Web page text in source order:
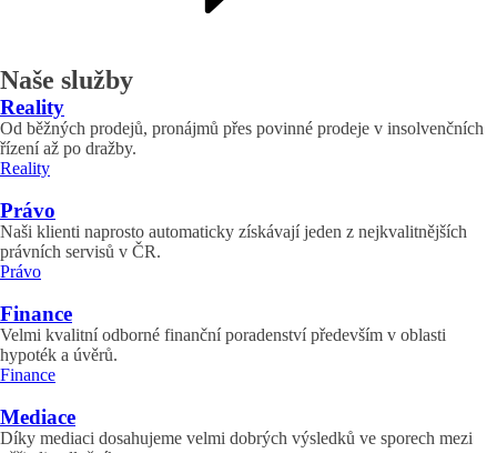
Naše služby
Reality
Od běžných prodejů, pronájmů přes povinné prodeje v insolvenčních
řízení až po dražby.
Reality
Právo
Naši klienti naprosto automaticky získávají jeden z nejkvalitnějších
právních servisů v ČR.
Právo
Finance
Velmi kvalitní odborné finanční poradenství především v oblasti
hypoték a úvěrů.
Finance
Mediace
Díky mediaci dosahujeme velmi dobrých výsledků ve sporech mezi